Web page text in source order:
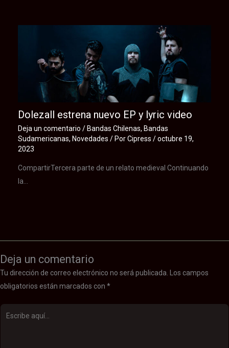
Dolezall estrena nuevo EP y lyric video
Deja un comentario / Bandas Chilenas, Bandas
Sudamericanas, Novedades / PorCipress /octubre 19,
2023
CompartirTercera parte de un relato medieval Continuando
la…
Deja un comentario
Tu dirección de correo electrónico no será publicada. Los campos
obligatorios están marcados con *